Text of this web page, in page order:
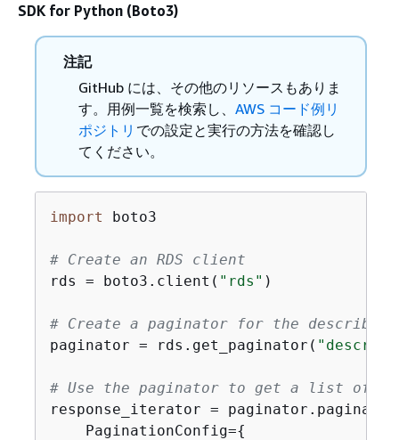
SDK for Python (Boto3)
注記
GitHub には、その他のリソースもありま
す。用例一覧を検索し、 AWS コード例リ
ポジトリ での設定と実行の方法を確認し
てください。
import boto3
# Create an RDS client
rds = boto3.client( "rds" )
# Create a paginator for the
paginator = rds.get_paginator(
# Use the paginator to get a list of
response_iterator = paginator.paginate(
    PaginationConfig=
{